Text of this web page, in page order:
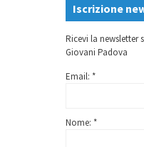
Iscrizione
Ricevi la newsletter
Giovani Padova
Email: *
Nome: *